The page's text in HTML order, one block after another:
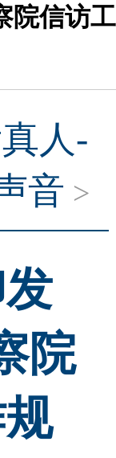
院信访工
人-
音 >
院